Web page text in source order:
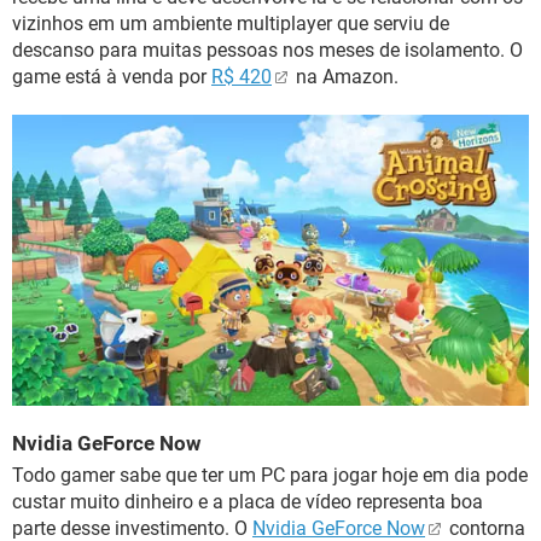
vizinhos em um ambiente multiplayer que serviu de
descanso para muitas pessoas nos meses de isolamento. O
game está à venda por R$ 420 na Amazon.
Nvidia GeForce Now
Todo gamer sabe que ter um PC para jogar hoje em dia pode
custar muito dinheiro e a placa de vídeo representa boa
parte desse investimento. O Nvidia GeForce Now
contorna